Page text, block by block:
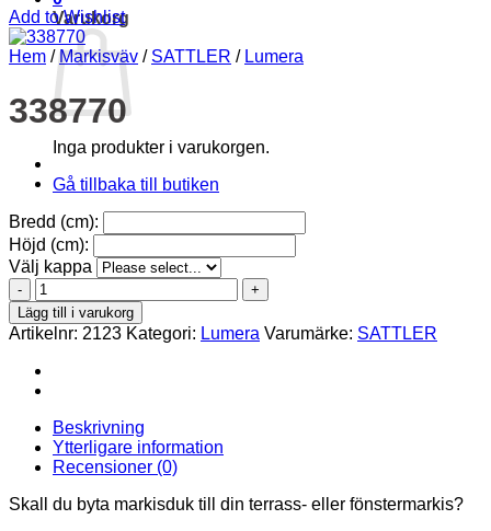
Varukorg
Inga produkter i varukorgen.
Gå tillbaka till butiken
Add to Wishlist
Hem / Markisväv / SATTLER / Lumera
338770
Bredd (cm):
Höjd (cm):
Välj kappa
338770
mängd
Lägg till i varukorg
Artikelnr: 2123 Kategori: Lumera Varumärke: SATTLER
Beskrivning
Ytterligare information
Recensioner (0)
Skall du byta markisduk till din terrass- eller fönstermarkis?